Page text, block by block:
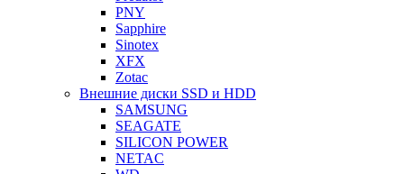
PNY
Sapphire
Sinotex
XFX
Zotac
Внешние диски SSD и HDD
SAMSUNG
SEAGATE
SILICON POWER
NETAC